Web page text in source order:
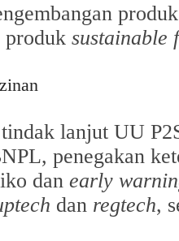
produk
produk sustainable
lanjut UU
penegakan
dan early
dan regtech,